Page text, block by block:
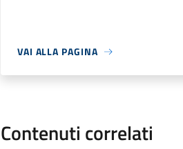
VAI ALLA PAGINA
Contenuti correlati